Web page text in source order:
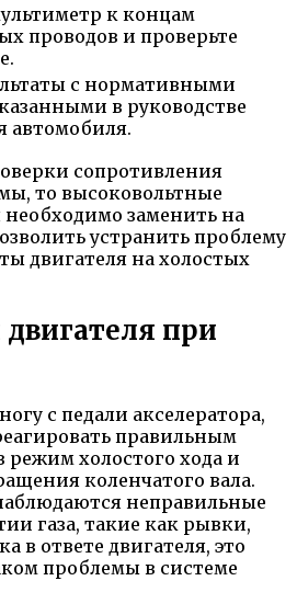
к концам
проводов и проверьте
с нормативными
в руководстве
автомобиля.
сопротивления
то высоковольтные
заменить на
устранить проблему
двигателя на холостых
при
с педали акселератора,
правильным
режим холостого хода и
коленчатого вала.
неправильные
газа, такие как рывки,
в ответе двигателя, это
проблемы в системе